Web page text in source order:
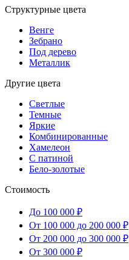
Структурные цвета
Венге
Зебрано
Под дерево
Металлик
Другие цвета
Светлые
Темные
Яркие
Комбинированные
Хамелеон
С патиной
Бело-золотые
Стоимость
До 100 000 ₽
От 100 000 до 200 000 ₽
От 200 000 до 300 000 ₽
От 300 000 ₽